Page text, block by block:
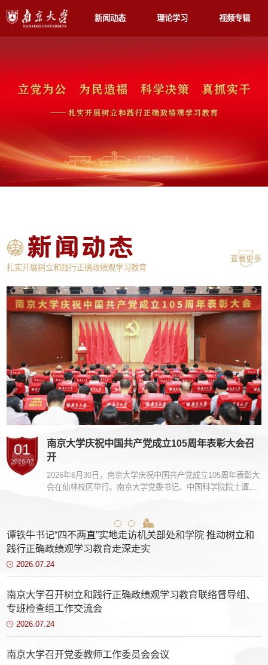
新闻动态 理论学习 视频专辑
扎实开展树立和践行正确政绩观学习教育
查看更多
01
2026.07
南京大学庆祝中国共产党成立105周年表彰大会召
开
2026年6月30日，南京大学庆祝中国共产党成立105周年表彰大
会在仙林校区举行。南京大学党委书记、中国科学院院士谭铁
海大学原校长徐辉等出席大会。
谭铁牛书记“四不两直”实地走访机关部处和学院 推动树立和
践行正确政绩观学习教育走深走实
2026.07.24
南京大学召开树立和践行正确政绩观学习教育联络督导组、
专班检查组工作交流会
2026.07.24
南京大学召开党委教师工作委员会会议